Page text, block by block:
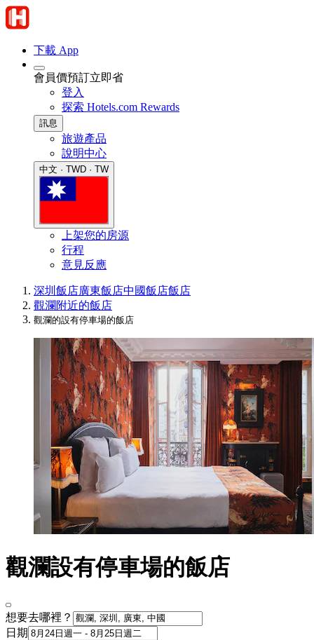
下載 App
會員價預訂立即省
登入
探索 Hotels.com Rewards
訊息
旅遊產品
說明中心
中文 · TWD · TW
上架您的房源
行程
意見反應
深圳飯店廣東飯店中國飯店飯店
觀瀾附近的飯店
觀瀾的設有停車場的飯店
觀瀾設有停車場的飯店
想要去哪裡？
日期